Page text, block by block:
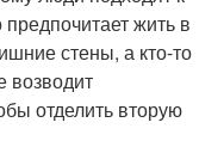
жить в
стены, а кто-то
возводит
отделить вторую